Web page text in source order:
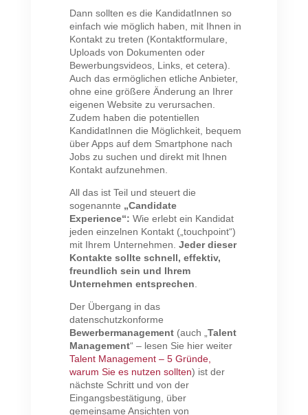
Dann sollten es die KandidatInnen so
einfach wie möglich haben, mit Ihnen in
Kontakt zu treten (Kontaktformulare,
Uploads von Dokumenten oder
Bewerbungsvideos, Links, et cetera).
Auch das ermöglichen etliche Anbieter,
ohne eine größere Änderung an Ihrer
eigenen Website zu verursachen.
Zudem haben die potentiellen
KandidatInnen die Möglichkeit, bequem
über Apps auf dem Smartphone nach
Jobs zu suchen und direkt mit Ihnen
Kontakt aufzunehmen.
All das ist Teil und steuert die
sogenannte „Candidate
Experience“: Wie erlebt ein Kandidat
jeden einzelnen Kontakt („touchpoint“)
mit Ihrem Unternehmen.Jeder dieser
Kontakte sollte schnell, effektiv,
freundlich sein und Ihrem
Unternehmen entsprechen
Der Übergang in das
datenschutzkonforme
Bewerbermanagement (auch „Talent
Management“ – lesen Sie hier weiter
Talent Management – 5 Gründe,
warum Sie es nutzen sollten) ist der
nächste Schritt und von der
Eingangsbestätigung, über
gemeinsame Ansichten von